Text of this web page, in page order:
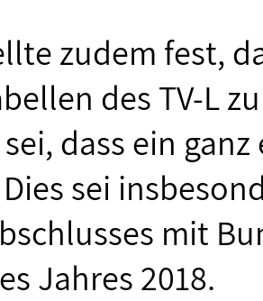
zudem fest,
des TV-L
dass ein
sei
mit
Jahres 2018.